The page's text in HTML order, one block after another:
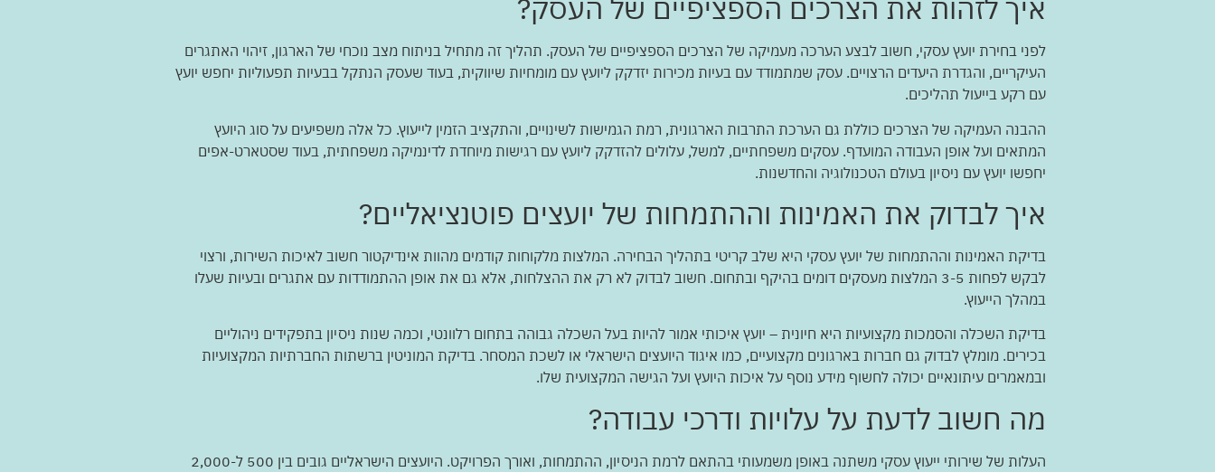
איך לזהות את הצרכים הספציפיים של העסק?
לפני בחירת יועץ עסקי, חשוב לבצע הערכה מעמיקה של הצרכים הספציפיים של העסק. תהליך זה מתחיל בניתוח מצב נוכחי של הארגון, זיהוי האתגרים
העיקריים, והגדרת היעדים הרצויים. עסק שמתמודד עם בעיות מכירות יזדקק ליועץ עם מומחיות שיווקית, בעוד שעסק הנתקל בבעיות תפעוליות יחפש יועץ
עם רקע בייעול תהליכים.
ההבנה העמיקה של הצרכים כוללת גם הערכת התרבות הארגונית, רמת הגמישות לשינויים, והתקציב הזמין לייעוץ. כל אלה משפיעים על סוג היועץ
המתאים ועל אופן העבודה המועדף. עסקים משפחתיים, למשל, עלולים להזדקק ליועץ עם רגישות מיוחדת לדינמיקה משפחתית, בעוד שסטארט-אפים
יחפשו יועץ עם ניסיון בעולם הטכנולוגיה והחדשנות.
איך לבדוק את האמינות וההתמחות של יועצים פוטנציאליים?
בדיקת האמינות וההתמחות של יועץ עסקי היא שלב קריטי בתהליך הבחירה. המלצות מלקוחות קודמים מהוות אינדיקטור חשוב לאיכות השירות, ורצוי
לבקש לפחות 3-5 המלצות מעסקים דומים בהיקף ובתחום. חשוב לבדוק לא רק את ההצלחות, אלא גם את אופן ההתמודדות עם אתגרים ובעיות שעלו
במהלך הייעוץ.
בדיקת השכלה והסמכות מקצועיות היא חיונית – יועץ איכותי אמור להיות בעל השכלה גבוהה בתחום רלוונטי, וכמה שנות ניסיון בתפקידים ניהוליים
בכירים. מומלץ לבדוק גם חברות בארגונים מקצועיים, כמו איגוד היועצים הישראלי או לשכת המסחר. בדיקת המוניטין ברשתות החברתיות המקצועיות
ובמאמרים עיתונאיים יכולה לחשוף מידע נוסף על איכות היועץ ועל הגישה המקצועית שלו.
מה חשוב לדעת על עלויות ודרכי עבודה?
העלות של שירותי ייעוץ עסקי משתנה באופן משמעותי בהתאם לרמת הניסיון, ההתמחות, ואורך הפרויקט. היועצים הישראליים גובים בין 500 ל-2,000